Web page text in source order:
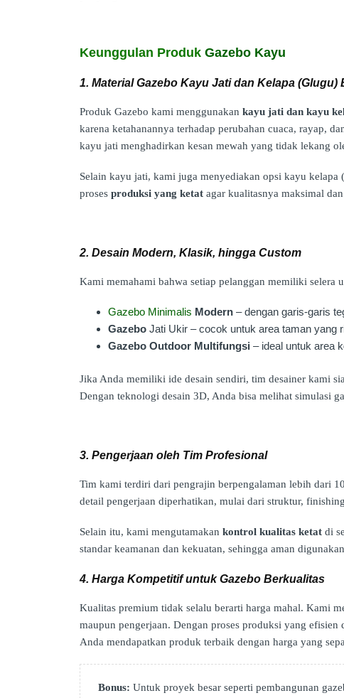
Keunggulan Produk Gazebo Kayu
1. Material Gazebo Kayu Jati dan Kelapa (Glugu)
Produk Gazebo kami menggunakan kayu jati dan kayu
karena ketahanannya terhadap perubahan cuaca, rayap,
kayu jati menghadirkan kesan mewah yang tidak lekang
Selain kayu jati, kami juga menyediakan opsi kayu
proses produksi yang ketat agar kualitasnya maksimal
2. Desain Modern, Klasik, hingga Custom
Kami memahami bahwa setiap pelanggan memiliki selera
Gazebo Minimalis Modern – dengan garis-garis
Gazebo Jati Ukir – cocok untuk area taman yang
Gazebo Outdoor Multifungsi – ideal untuk area
Jika Anda memiliki ide desain sendiri, tim desainer kami
Dengan teknologi desain 3D, Anda bisa melihat simulasi
3. Pengerjaan oleh Tim Profesional
Tim kami terdiri dari pengrajin berpengalaman lebih dari
detail pengerjaan diperhatikan, mulai dari struktur,
Selain itu, kami mengutamakan kontrol kualitas ketat di
standar keamanan dan kekuatan, sehingga aman
4. Harga Kompetitif untuk Gazebo Berkualitas
Kualitas premium tidak selalu berarti harga mahal. Kami
maupun pengerjaan. Dengan proses produksi yang
Anda mendapatkan produk terbaik dengan harga yang
Bonus: Untuk proyek besar seperti pembangunan